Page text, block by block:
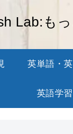
Lab:も
英単語・
英語学